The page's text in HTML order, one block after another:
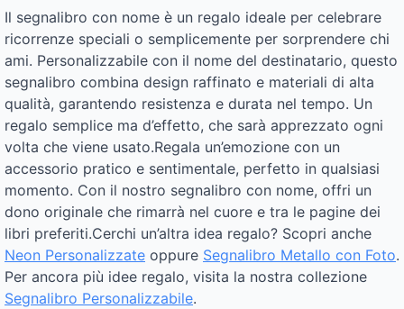
Il segnalibro con nome è un regalo ideale per celebrare
ricorrenze speciali o semplicemente per sorprendere chi
ami. Personalizzabile con il nome del destinatario, questo
segnalibro combina design raffinato e materiali di alta
qualità, garantendo resistenza e durata nel tempo. Un
regalo semplice ma d’effetto, che sarà apprezzato ogni
volta che viene usato.Regala un’emozione con un
accessorio pratico e sentimentale, perfetto in qualsiasi
momento. Con il nostro segnalibro con nome, offri un
dono originale che rimarrà nel cuore e tra le pagine dei
libri preferiti.Cerchi un’altra idea regalo? Scopri anche
Neon Personalizzate oppure Segnalibro Metallo con Foto​.
Per ancora più idee regalo, visita la nostra collezione
Segnalibro Personalizzabile.